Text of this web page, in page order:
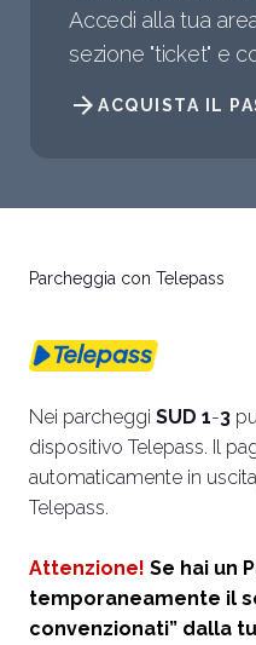
Accedi alla tua
sezione "ticket" e
ACQUISTA IL
arrow_forward
Parcheggia con Telepass
Nei parcheggi SUD 1-3
dispositivo Telepass. Il
automaticamente in
Telepass.
Attenzione! Se hai un
temporaneamente il
convenzionati” dalla